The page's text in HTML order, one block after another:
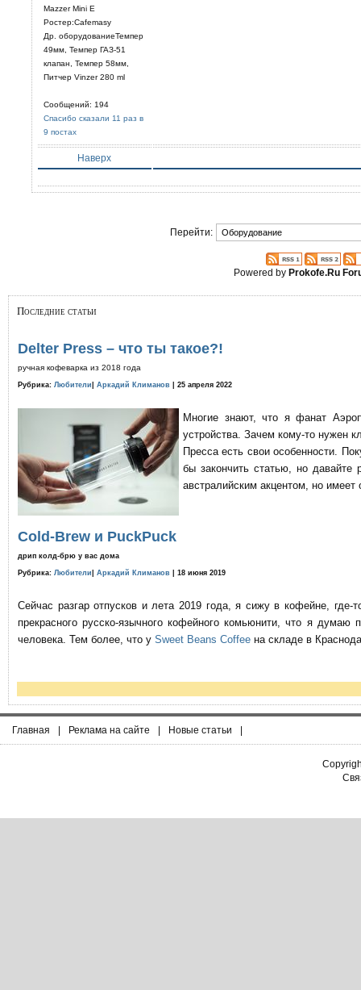
Mazzer Mini E
Ростер:Cafemasy
Др. оборудованиеТемпер
49мм, Темпер ГАЗ-51
клапан, Темпер 58мм,
Питчер Vinzer 280 ml
Сообщений: 194
Спасибо сказали 11 раз в
9 постах
Наверх
Перейти:
Powered byProkofe.Ru
Последние статьи
Delter Press – что ты такое?!
ручная кофеварка из 2018 года
Рубрика: Любители Аркадий Климанов | 25 апреля 2022
Многие знают, что я фанат
устройства. Зачем кому-то нужен
Пресса есть свои особенности.
бы закончить статью, но давайте
австралийским акцентом, но имеет
Cold-Brew и PuckPuck
дрип колд-брю у вас дома
Рубрика: Любители Аркадий Климанов | 18 июня 2019
Сейчас разгар отпусков и лета 2019 года, я сижу в кофейне,
прекрасного русско-язычного кофейного комьюнити, что я
человека. Тем более, что у Sweet Beans Coffee на складе в
Главная | Реклама на сайте | Новые статьи |